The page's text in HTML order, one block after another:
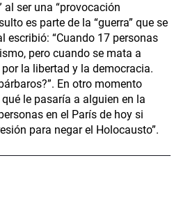
al ser una “provocación
es parte de la “guerra” que se
escribió: “Cuando 17 personas
pero cuando se mata a
la libertad y la democracia.
En otro momento
le pasaría a alguien en la
en el París de hoy si
para negar el Holocausto”.